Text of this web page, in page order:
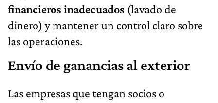
financieros inadecuados (lavado de
dinero) y mantener un control claro sobre
las operaciones.
Envío de ganancias al exterior
Las empresas que tengan socios o